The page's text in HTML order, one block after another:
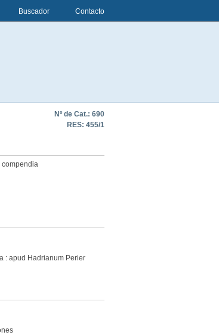
Buscador Contacto
Nº de Cat.: 690
RES: 455/1
compendia
: apud Hadrianum Perier